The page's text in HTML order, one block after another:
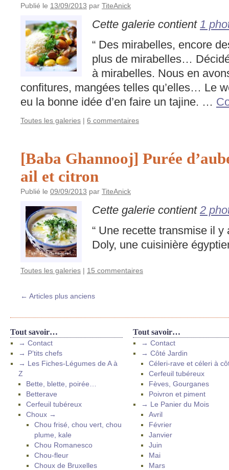
Publié le 13/09/2013 par TiteAnick
Cette galerie contient 1
“ Des mirabelles, encore
plus de mirabelles…
à mirabelles. Nous en
confitures, mangées telles qu’elles… Le
eu la bonne idée d’en faire un tajine. …
Toutes les galeries | 6 commentaires
[Baba Ghannooj] Purée
ail et citron
Publié le 09/09/2013 par TiteAnick
Cette galerie contient 2
“ Une recette transmise il
Doly, une cuisinière
Toutes les galeries | 15 commentaires
← Articles plus anciens
Tout savoir…
→ Contact
→ P’tits chefs
→ Les Fiches-Légumes de A à
Z
Bette, blette, poirée…
Betterave
Cerfeuil tubéreux
Choux →
Chou frisé, chou vert, chou
plume, kale
Chou Romanesco
Chou-fleur
Choux de Bruxelles
Tout savoir…
→ Contact
→ Côté Jardin
Céleri-rave et céleri à
Cerfeuil tubéreux
Fèves, Gourganes
Poivron et piment
→ Le Panier du Mois
Avril
Février
Janvier
Juin
Mai
Mars